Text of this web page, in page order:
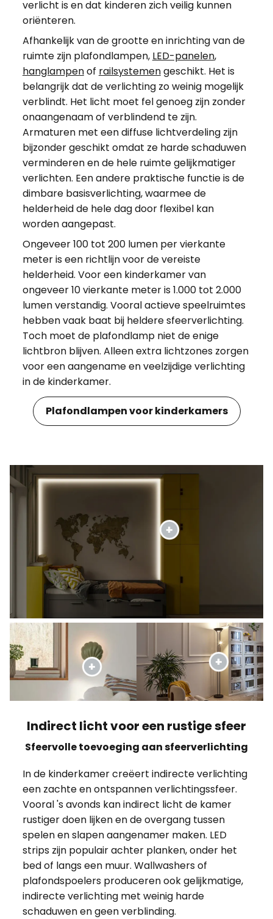
verlicht is en dat kinderen zich veilig kunnen
oriënteren.
Afhankelijk van de grootte en inrichting van de
ruimte zijn plafondlampen, LED-panelen,
hanglampenof railsystemengeschikt. Het is
belangrijk dat de verlichting zo weinig mogelijk
verblindt. Het licht moet fel genoeg zijn zonder
onaangenaam of verblindend te zijn.
Armaturen met een diffuse lichtverdeling zijn
bijzonder geschikt omdat ze harde schaduwen
verminderen en de hele ruimte gelijkmatiger
verlichten. Een andere praktische functie is de
dimbare basisverlichting, waarmee de
helderheid de hele dag door flexibel kan
worden aangepast.
Ongeveer 100 tot 200 lumen per vierkante
meter is een richtlijn voor de vereiste
helderheid. Voor een kinderkamer van
ongeveer 10 vierkante meter is 1.000 tot 2.000
lumen verstandig. Vooral actieve speelruimtes
hebben vaak baat bij heldere sfeerverlichting.
Toch moet de plafondlamp niet de enige
lichtbron blijven. Alleen extra lichtzones zorgen
voor een aangename en veelzijdige verlichting
in de kinderkamer.
Plafondlampen voor kinderkamers
Indirect licht voor een rustige sfeer
Sfeervolle toevoeging aan sfeerverlichting
In de kinderkamer creëert indirecte verlichting
een zachte en ontspannen verlichtingssfeer.
Vooral 's avonds kan indirect licht de kamer
rustiger doen lijken en de overgang tussen
spelen en slapen aangenamer maken. LED
strips zijn populair achter planken, onder het
bed of langs een muur. Wallwashers of
plafondspoelers produceren ook gelijkmatige,
indirecte verlichting met weinig harde
schaduwen en geen verblinding.